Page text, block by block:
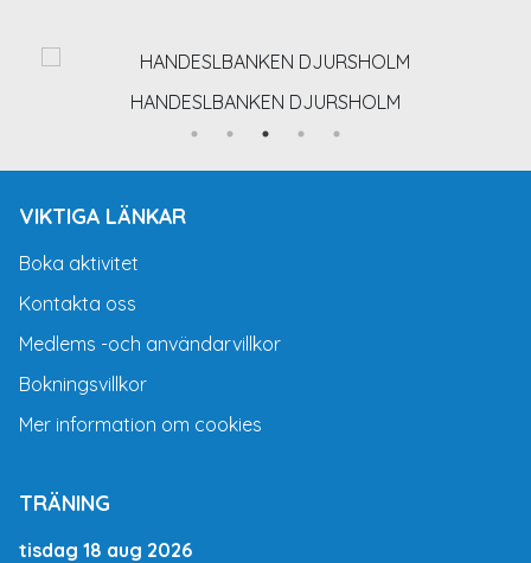
HANDESLBANKEN DJURSHOLM
VIKTIGA LÄNKAR
Boka aktivitet
Kontakta oss
Medlems -och användarvillkor
Bokningsvillkor
Mer information om cookies
TRÄNING
tisdag 18 aug 2026